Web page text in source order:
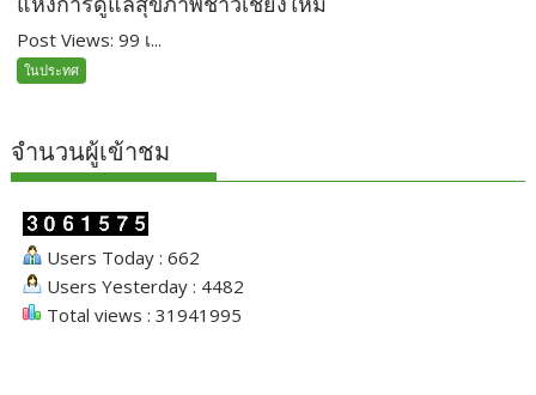
Post Views: 99 เ...
ในประทศ
จำนวนผู้เข้าชม
Users Today : 662
Users Yesterday : 4482
Total views : 31941995